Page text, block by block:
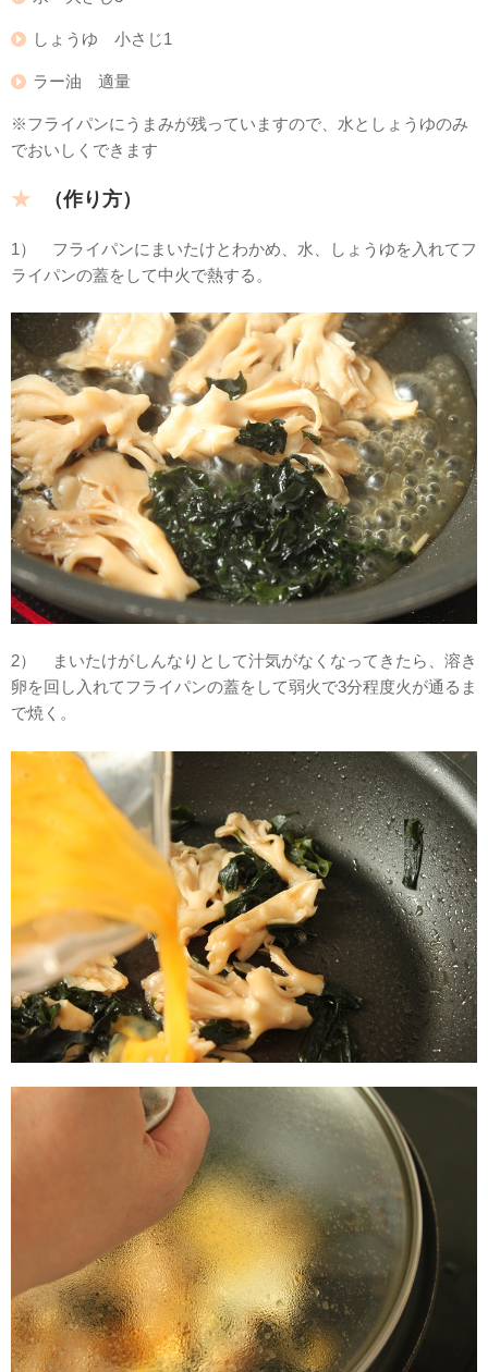
しょうゆ 小さじ1
ラー油 適量
※フライパンにうまみが残っていますので、水としょうゆのみ
でおいしくできます
（作り方）
1） フライパンにまいたけとわかめ、水、しょうゆを入れてフ
ライパンの蓋をして中火で熱する。
2） まいたけがしんなりとして汁気がなくなってきたら、溶き
卵を回し入れてフライパンの蓋をして弱火で3分程度火が通るま
で焼く。